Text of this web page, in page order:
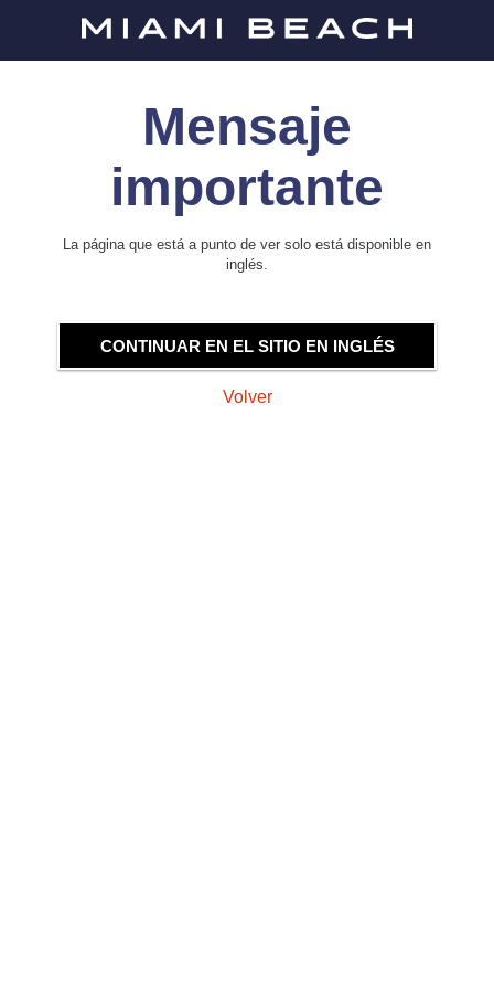
Mensaje
importante
La página que está a punto de ver solo está disponible en
inglés.
CONTINUAR EN EL SITIO EN INGLÉS
Volver